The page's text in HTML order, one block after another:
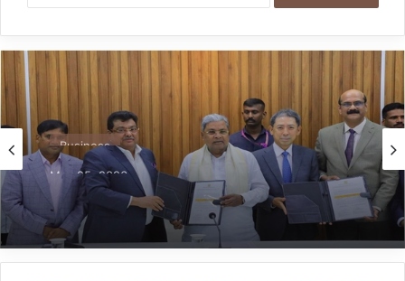
Business
May 25, 2026
*ಕ್ವಿನ್ ಸಿಟಿಯಲ್ಲಿ ಟೊಯೋಟಾ ಬಿಝ್ಇಂಟೆಲ್ ಹಬ್,
1,200 ಕೋಟಿ ರೂ. ಹೂಡಿಕೆಗೆ ಒಡಂಬಡಿಕೆ*